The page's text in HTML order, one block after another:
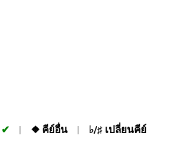
❖ คีย์อื่น ♭/♯ เปลี่ยนคีย์